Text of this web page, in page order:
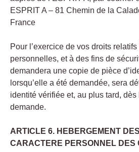
ESPRIT A – 81 Chemin de la
France
Pour l’exercice de vos droits
personnelles, et à des fins de
demandera une copie de pièce
lorsqu’elle a été demandée, sera
identité vérifiée et, au plus tard,
demande.
ARTICLE 6. HEBERGEMENT
CARACTERE PERSONNEL DES